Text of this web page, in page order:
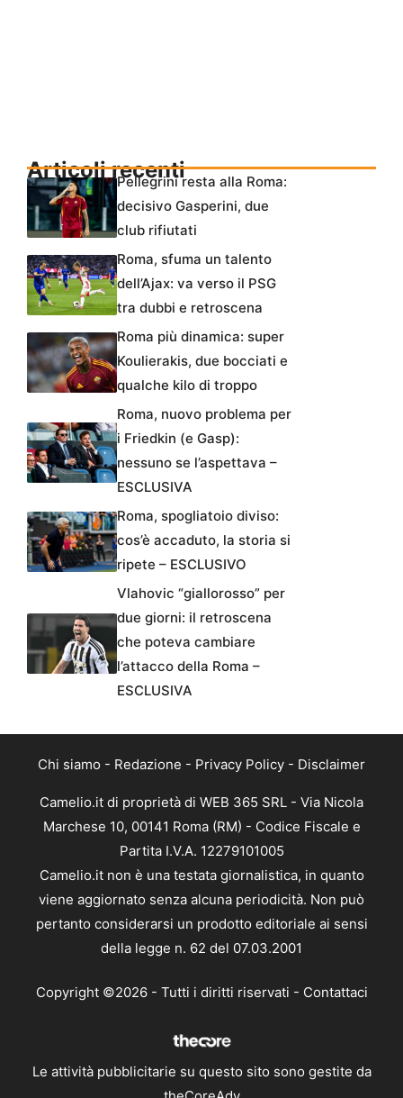
Articoli recentiPellegrini resta alla Roma:
decisivo Gasperini, due
club rifiutati
Roma, sfuma un talento
dell’Ajax: va verso il PSG
tra dubbi e retroscena
Roma più dinamica: super
Koulierakis, due bocciati e
qualche kilo di troppo
Roma, nuovo problema per
i Friedkin (e Gasp):
nessuno se l’aspettava –
ESCLUSIVA
Roma, spogliatoio diviso:
cos’è accaduto, la storia si
ripete – ESCLUSIVO
Vlahovic “giallorosso” per
due giorni: il retroscena
che poteva cambiare
l’attacco della Roma –
ESCLUSIVA
Chi siamo - Redazione - Privacy Policy - Disclaimer
Camelio.it di proprietà di WEB 365 SRL - Via Nicola
Marchese 10, 00141 Roma (RM) - Codice Fiscale e
Partita I.V.A. 12279101005
Camelio.it non è una testata giornalistica, in quanto
viene aggiornato senza alcuna periodicità. Non può
pertanto considerarsi un prodotto editoriale ai sensi
della legge n. 62 del 07.03.2001
Copyright ©2026 - Tutti i diritti riservati - Contattaci
Le attività pubblicitarie su questo sito sono gestite da